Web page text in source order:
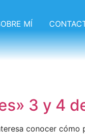
MÍ
3 y 4
conocer cómo